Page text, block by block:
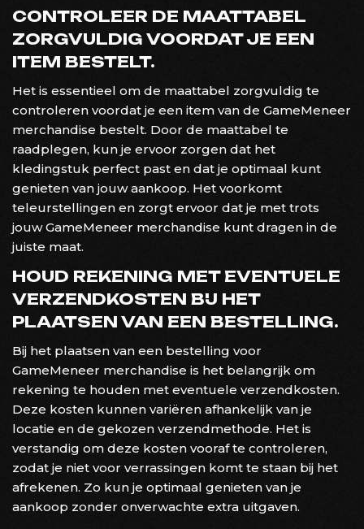
CONTROLEER DE MAATTABEL
ZORGVULDIG VOORDAT JE EEN
ITEM BESTELT.
Het is essentieel om de maattabel zorgvuldig te
controleren voordat je een item van de GameMeneer
merchandise bestelt. Door de maattabel te
raadplegen, kun je ervoor zorgen dat het
kledingstuk perfect past en dat je optimaal kunt
genieten van jouw aankoop. Het voorkomt
teleurstellingen en zorgt ervoor dat je met trots
jouw GameMeneer merchandise kunt dragen in de
juiste maat.
HOUD REKENING MET EVENTUELE
VERZENDKOSTEN BIJ HET
PLAATSEN VAN EEN BESTELLING.
Bij het plaatsen van een bestelling voor
GameMeneer merchandise is het belangrijk om
rekening te houden met eventuele verzendkosten.
Deze kosten kunnen variëren afhankelijk van je
locatie en de gekozen verzendmethode. Het is
verstandig om deze kosten vooraf te controleren,
zodat je niet voor verrassingen komt te staan bij het
afrekenen. Zo kun je optimaal genieten van je
aankoop zonder onverwachte extra uitgaven.